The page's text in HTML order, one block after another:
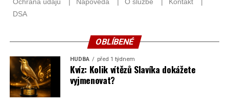
OBLÍBENÉ
HUDBA před 1 týdnem
Kvíz: Kolik vítězů Slavíka dokážete
vyjmenovat?